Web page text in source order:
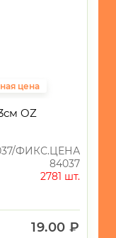
цена
OZ
ФИКС.ЦЕНА
84037
2781 шт.
19.00 ₽